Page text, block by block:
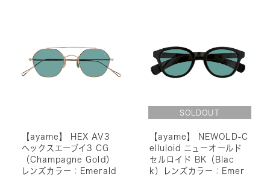
【ayame】 HEX AV3
ヘックスエーブイ3 CG
（Champagne Gold）
レンズカラー：Emerald
【ayame】 NEWOLD-C
elluloid ニューオールド
セルロイド BK（Blac
k）レンズカラー：Emer